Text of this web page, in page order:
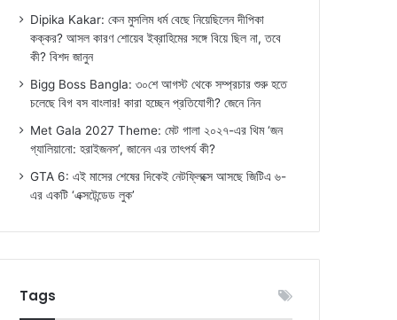
Dipika Kakar: কেন মুসলিম ধর্ম বেছে নিয়েছিলেন দীপিকা
কক্কর? আসল কারণ শোয়েব ইব্রাহিমের সঙ্গে বিয়ে ছিল না, তবে
কী? বিশদ জানুন
Bigg Boss Bangla: ৩০শে আগস্ট থেকে সম্প্রচার শুরু হতে
চলেছে বিগ বস বাংলার! কারা হচ্ছেন প্রতিযোগী? জেনে নিন
Met Gala 2027 Theme: মেট গালা ২০২৭-এর থিম ‘জন
গ্যালিয়ানো: হরাইজনস’, জানেন এর তাৎপর্য কী?
GTA 6: এই মাসের শেষের দিকেই নেটফ্লিক্সে আসছে জিটিএ ৬-
এর একটি ‘এক্সটেন্ডেড লুক’
Tags